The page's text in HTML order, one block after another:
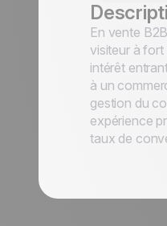
En vente
visiteur à fort
intérêt
à un
gestion du
expérience
taux de